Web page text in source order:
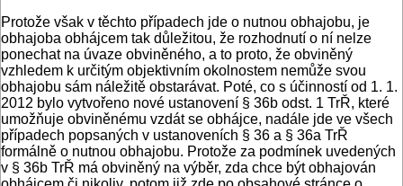
Protože však v těchto případech jde o nutnou obhajobu, je
obhajoba obhájcem tak důležitou, že rozhodnutí o ní nelze
ponechat na úvaze obviněného, a to proto, že obviněný
vzhledem k určitým objektivním okolnostem nemůže svou
obhajobu sám náležitě obstarávat. Poté, co s účinností od 1. 1.
2012 bylo vytvořeno nové ustanovení § 36b odst. 1 TrŘ, které
umožňuje obviněnému vzdát se obhájce, nadále jde ve všech
případech popsaných v ustanoveních § 36 a § 36a TrŘ
formálně o nutnou obhajobu. Protože za podmínek uvedených
v § 36b TrŘ má obviněný na výběr, zda chce být obhajován